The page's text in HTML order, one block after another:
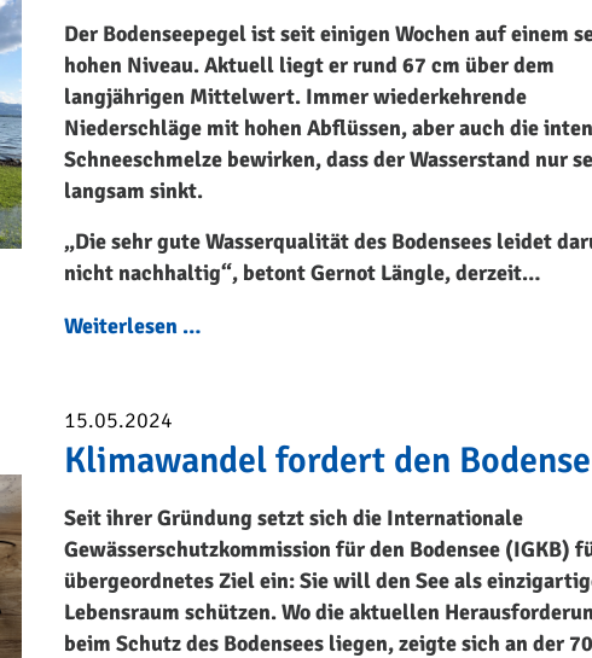
Der Bodenseepegel ist seit einigen Wochen auf einem
hohen Niveau. Aktuell liegt er rund 67 cm über dem
langjährigen Mittelwert. Immer wiederkehrende
Niederschläge mit hohen Abflüssen, aber auch die
Schneeschmelze bewirken, dass der Wasserstand nur
langsam sinkt.
„Die sehr gute Wasserqualität des Bodensees leidet
nicht nachhaltig“, betont Gernot Längle, derzeit…
Weiterlesen …
15.05.2024
Klimawandel fordert den
Seit ihrer Gründung setzt sich die Internationale
Gewässerschutzkommission für den Bodensee (IGKB)
übergeordnetes Ziel ein: Sie will den See als
Lebensraum schützen. Wo die aktuellen
beim Schutz des Bodensees liegen, zeigte sich an der